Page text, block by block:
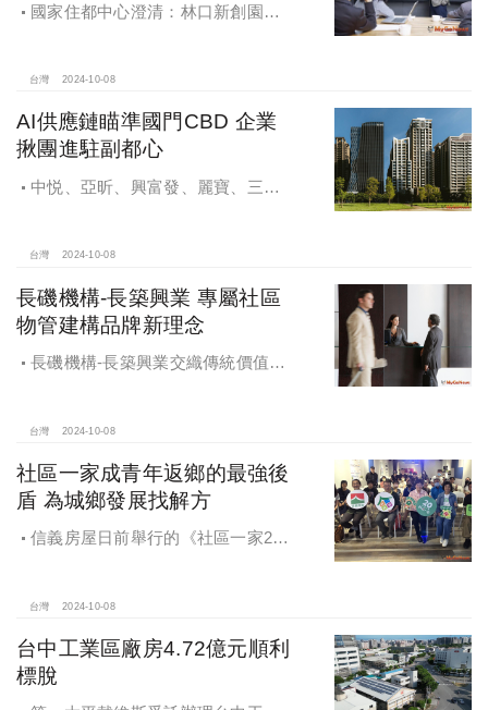
國家住都中心澄清：林口新創園秉
台灣 2024-10-08
AI供應鏈瞄準國門CBD 企業
揪團進駐副都心
中悦、亞昕、興富發、麗寶、三發
未來還陸續有超過7萬坪辦公樓面積新
台灣 2024-10-08
長磯機構-長築興業 專屬社區
物管建構品牌新理念
長磯機構-長築興業交織傳統價值與
家邸「長築白樓1」
台灣 2024-10-08
社區一家成青年返鄉的最強後
盾 為城鄉發展找解方
信義房屋日前舉行的《社區一家20
彰化鬆勢三日節策展人劉孟豪分享他
家鄉帶來改變和發展的故事。
台灣 2024-10-08
台中工業區廠房4.72億元順利
標脫